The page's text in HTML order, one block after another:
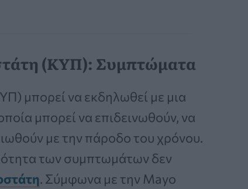
(ΚΥΠ): Συμπτώματα
μπορεί να εκδηλωθεί με μια
μπορεί να επιδεινωθούν, να
με την πάροδο του χρόνου.
των συμπτωμάτων δεν
. Σύμφωνα με την Mayo